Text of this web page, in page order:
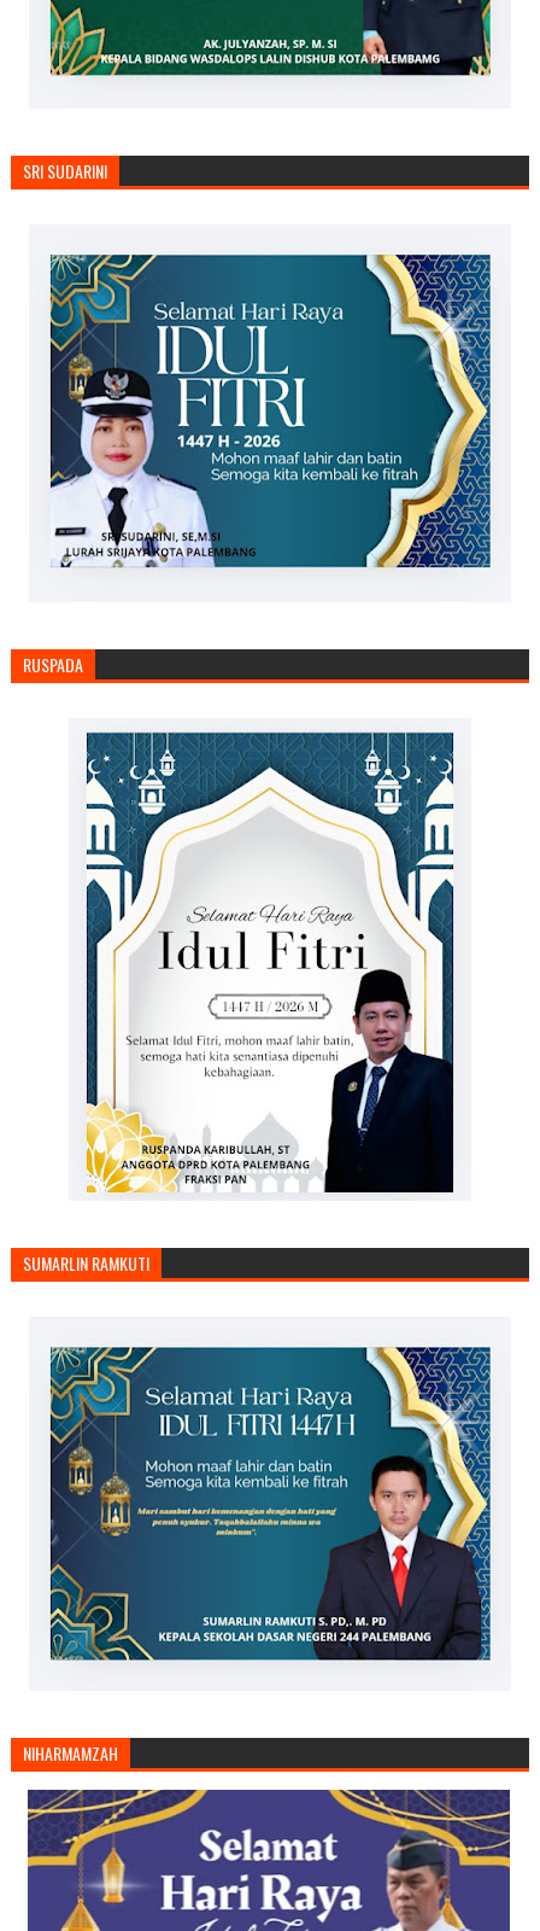
SRI SUDARINI
RUSPADA
SUMARLIN RAMKUTI
NIHARMAMZAH